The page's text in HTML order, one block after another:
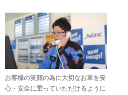
お客様の笑顔の為に大切なお車を安
心・安全に乗っていただけるように